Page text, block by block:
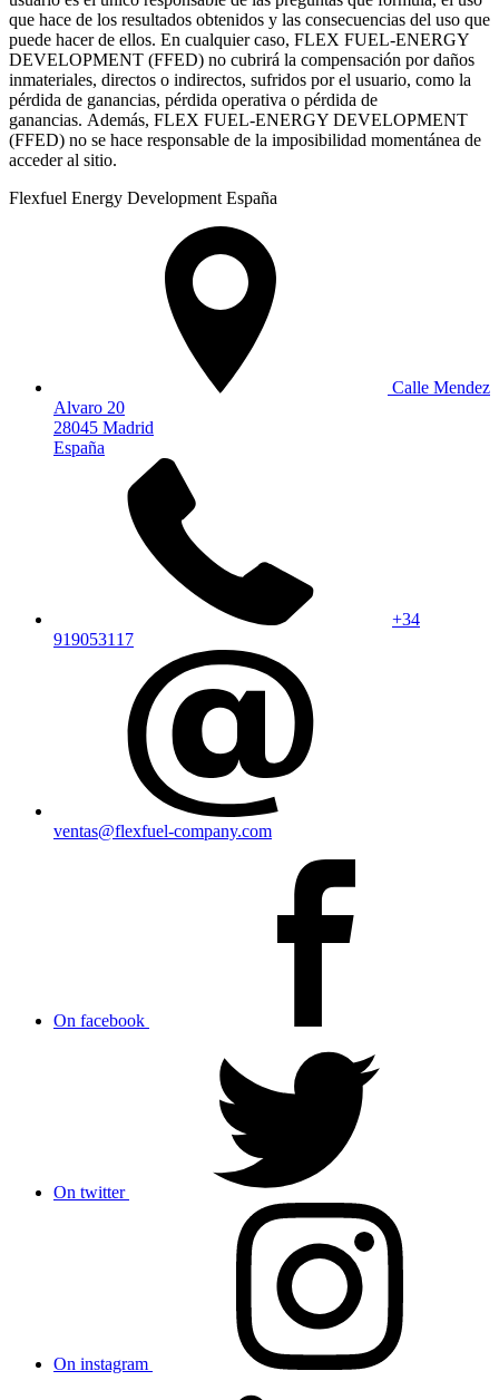
que hace de los resultados obtenidos y las consecuencias del uso que
puede hacer de ellos. En cualquier caso, FLEX FUEL-ENERGY
DEVELOPMENT (FFED) no cubrirá la compensación por daños
inmateriales, directos o indirectos, sufridos por el usuario, como la
pérdida de ganancias, pérdida operativa o pérdida de
ganancias. Además, FLEX FUEL-ENERGY DEVELOPMENT
(FFED) no se hace responsable de la imposibilidad momentánea de
acceder al sitio.
Flexfuel Energy Development España
Calle Mendez
Alvaro 20
28045 Madrid
España
+34
919053117
ventas@flexfuel-company.com
On facebook
On twitter
On instagram